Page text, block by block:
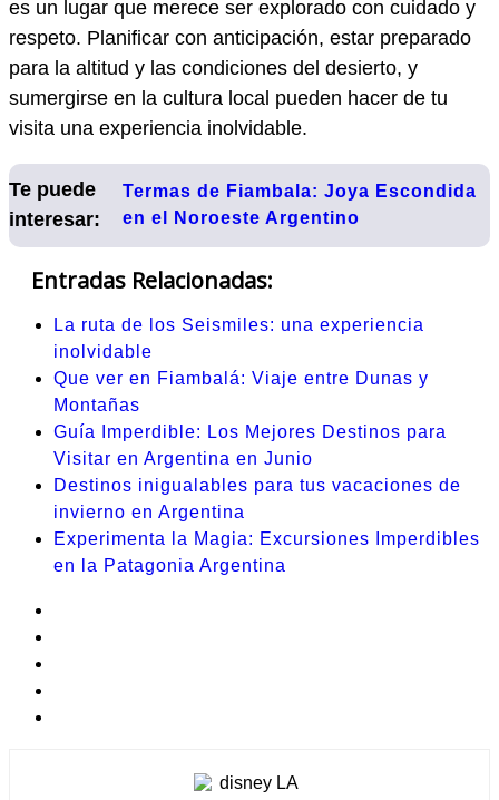
es un lugar que merece ser explorado con cuidado y
respeto. Planificar con anticipación, estar preparado
para la altitud y las condiciones del desierto, y
sumergirse en la cultura local pueden hacer de tu
visita una experiencia inolvidable.
Te puede
interesar:
Termas de Fiambala: Joya Escondida
en el Noroeste Argentino
Entradas Relacionadas:
La ruta de los Seismiles: una experiencia
inolvidable
Que ver en Fiambalá: Viaje entre Dunas y
Montañas
Guía Imperdible: Los Mejores Destinos para
Visitar en Argentina en Junio
Destinos inigualables para tus vacaciones de
invierno en Argentina
Experimenta la Magia: Excursiones Imperdibles
en la Patagonia Argentina